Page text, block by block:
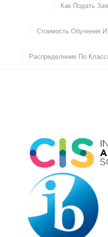
Как Подать
Стоимость Обучения
Распределение По